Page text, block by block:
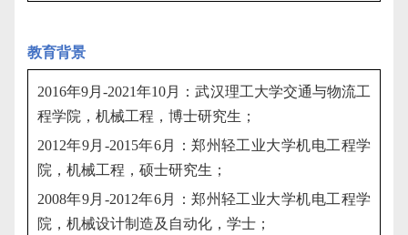
教育背景
2016年9月-2021年10月：武汉理工大学交通与物流工
程学院，机械工程，博士研究生；
2012年9月 -2015年6月：郑州轻工业大学机电工程学
院，机械工程，硕士研究生；
2008年9月 -2012年6月：郑州轻工业大学机电工程学
院，机械设计制造及自动化，学士；